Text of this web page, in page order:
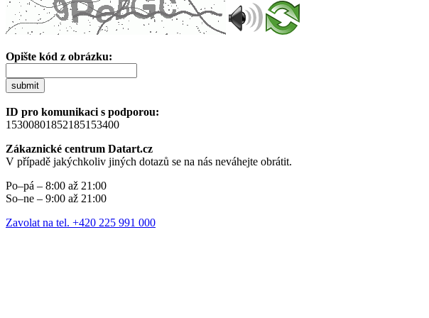
Opište kód z obrázku:
submit
ID pro komunikaci s podporou:
15300801852185153400
Zákaznické centrum Datart.cz
V případě jakýchkoliv jiných dotazů se na nás neváhejte obrátit.
Po–pá – 8:00 až 21:00
So–ne – 9:00 až 21:00
Zavolat na tel. +420 225 991 000